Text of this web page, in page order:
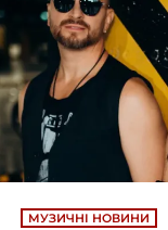
МУЗИЧНІ НОВИНИ